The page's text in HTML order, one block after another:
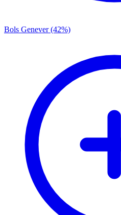
Bols Genever (42%)